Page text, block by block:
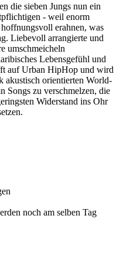
die sieben Jungs nun ein
- weil enorm
erahnen, was
Liebevoll arrangierte und
umschmeicheln
Lebensgefühl und
auf Urban HipHop und wird
akustisch orientierten World-
Songs zu verschmelzen, die
Widerstand ins Ohr
noch am selben Tag